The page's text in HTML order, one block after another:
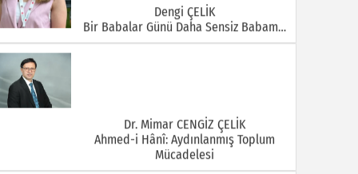
Dengi ÇELİK
Bir Babalar Günü Daha Sensiz Babam…
Dr. Mimar CENGİZ ÇELİK
Ahmed-i Hânî: Aydınlanmış Toplum
Mücadelesi